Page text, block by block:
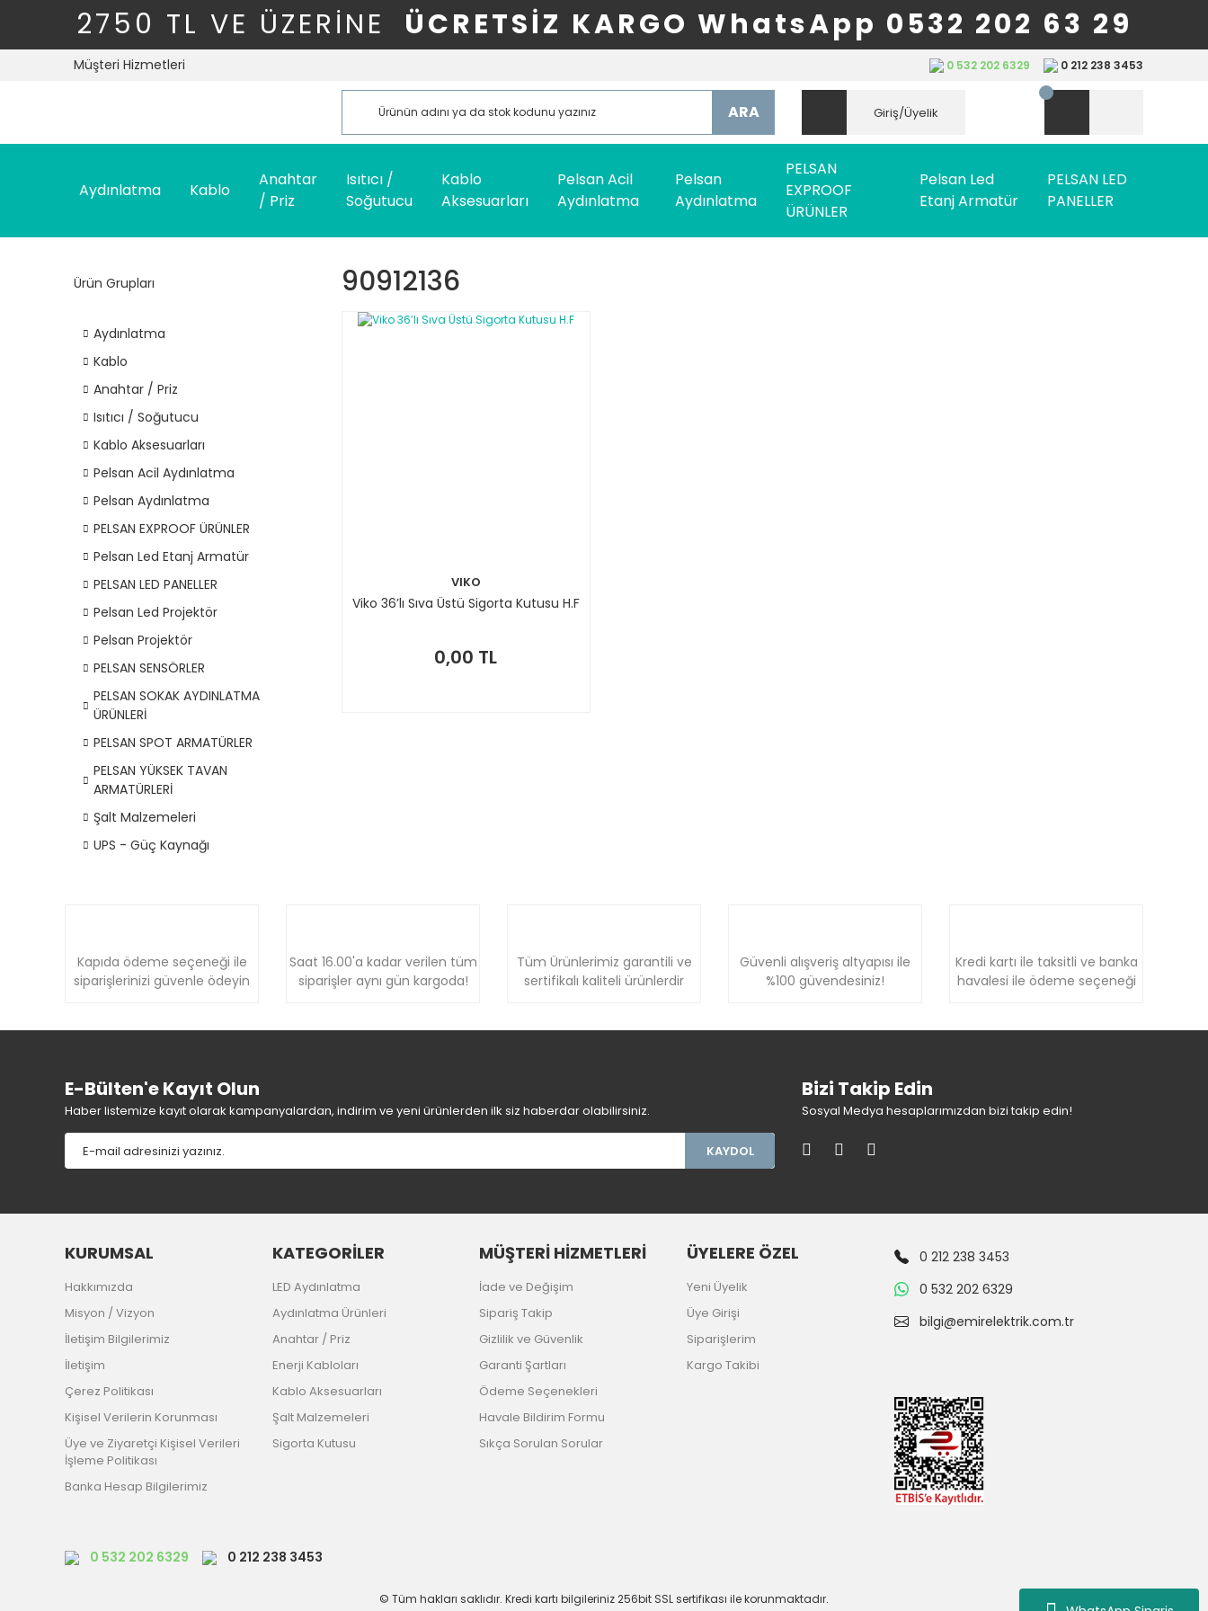
2750 TL VE ÜZERİNE ÜCRETSİZ KARGO WhatsApp 0532 202 63 29
Müşteri Hizmetleri 0 532 202 6329 0 212 238 3453
ARA Giriş/Üyelik
Aydınlatma Kablo
Anahtar
/ Priz
Isıtıcı /
Soğutucu
Kablo
Aksesuarları
Pelsan Acil
Aydınlatma
Pelsan
Aydınlatma
PELSAN
EXPROOF
ÜRÜNLER
Pelsan Led
Etanj Armatür
PELSAN LED
PANELLER
Ürün Grupları
Aydınlatma
Kablo
Anahtar / Priz
Isıtıcı / Soğutucu
Kablo Aksesuarları
Pelsan Acil Aydınlatma
Pelsan Aydınlatma
PELSAN EXPROOF ÜRÜNLER
Pelsan Led Etanj Armatür
PELSAN LED PANELLER
Pelsan Led Projektör
Pelsan Projektör
PELSAN SENSÖRLER
PELSAN SOKAK AYDINLATMA
ÜRÜNLERİ
PELSAN SPOT ARMATÜRLER
PELSAN YÜKSEK TAVAN
ARMATÜRLERİ
Şalt Malzemeleri
UPS - Güç Kaynağı
90912136
VIKO
Viko 36’lı Sıva Üstü Sigorta Kutusu H.F
0,00 TL
Kapıda ödeme seçeneği ile
siparişlerinizi güvenle ödeyin
Saat 16.00'a kadar verilen tüm
siparişler aynı gün kargoda!
Tüm Ürünlerimiz garantili ve
sertifikalı kaliteli ürünlerdir
Güvenli alışveriş altyapısı ile
%100 güvendesiniz!
Kredi kartı ile taksitli ve banka
havalesi ile ödeme seçeneği
E-Bülten'e Kayıt Olun
Haber listemize kayıt olarak kampanyalardan, indirim ve yeni ürünlerden ilk siz haberdar olabilirsiniz.
KAYDOL
Bizi Takip Edin
Sosyal Medya hesaplarımızdan bizi takip edin!
KURUMSAL
Hakkımızda
Misyon / Vizyon
İletişim Bilgilerimiz
İletişim
Çerez Politikası
Kişisel Verilerin Korunması
Üye ve Ziyaretçi Kişisel Verileri
İşleme Politikası
Banka Hesap Bilgilerimiz
KATEGORİLER
LED Aydınlatma
Aydınlatma Ürünleri
Anahtar / Priz
Enerji Kabloları
Kablo Aksesuarları
Şalt Malzemeleri
Sigorta Kutusu
MÜŞTERİ HİZMETLERİ
İade ve Değişim
Sipariş Takip
Gizlilik ve Güvenlik
Garanti Şartları
Ödeme Seçenekleri
Havale Bildirim Formu
Sıkça Sorulan Sorular
ÜYELERE ÖZEL
Yeni Üyelik
Üye Girişi
Siparişlerim
Kargo Takibi
0 212 238 3453
0 532 202 6329
bilgi@emirelektrik.com.tr
0 532 202 6329 0 212 238 3453
© Tüm hakları saklıdır. Kredi kartı bilgileriniz 256bit SSL sertifikası ile korunmaktadır.